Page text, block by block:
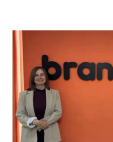
Programas